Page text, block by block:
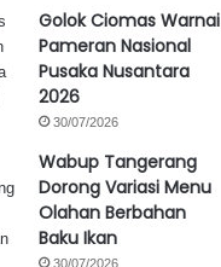
Golok Ciomas Warnai
Pameran Nasional
Pusaka Nusantara
2026
30/07/2026
Wabup Tangerang
Dorong Variasi Menu
Olahan Berbahan
Baku Ikan
30/07/2026